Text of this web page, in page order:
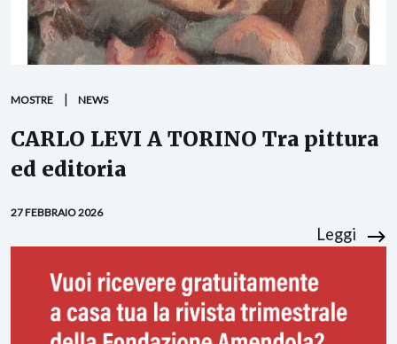
MOSTRE NEWS
CARLO LEVI A TORINO Tra pittura
ed editoria
27 FEBBRAIO 2026
Leggi